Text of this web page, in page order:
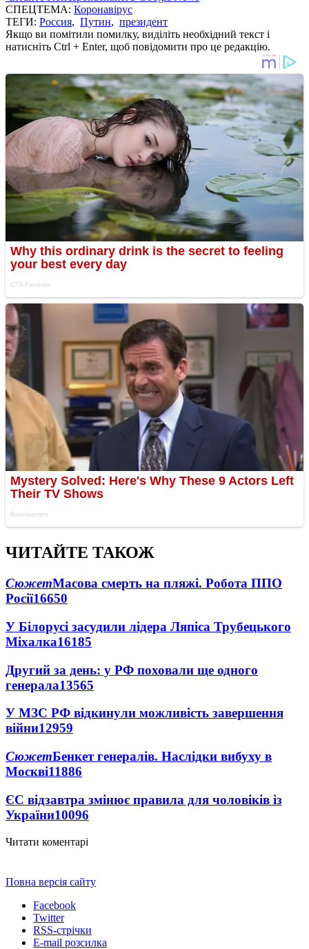
СПЕЦТЕМА: Коронавірус
ТЕГИ: Россия, Путин, президент
Якщо ви помітили помилку, виділіть необхідний текст і
натисніть Ctrl + Enter, щоб повідомити про це редакцію.
ЧИТАЙТЕ ТАКОЖ
СюжетМасова смерть на пляжі. Робота ППО
Росії16650
У Білорусі засудили лідера Ляпіса Трубецького
Міхалка16185
Другий за день: у РФ поховали ще одного
генерала13565
У МЗС РФ відкинули можливість завершення
війни12959
СюжетБенкет генералів. Наслідки вибуху в
Москві11886
ЄС відзавтра змінює правила для чоловіків із
України10096
Читати коментарі
Повна версія сайту
Facebook
Twitter
RSS-стрічки
E-mail розсилка